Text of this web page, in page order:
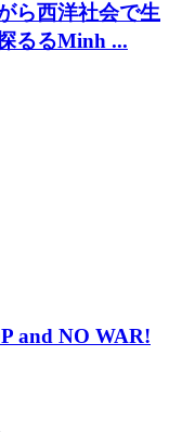
ら西洋社会で生
るるMinh ...
and NO WAR!